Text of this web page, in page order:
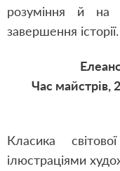
розуміння й на
завершення
Час майстрів,
Класика
ілюстраціями